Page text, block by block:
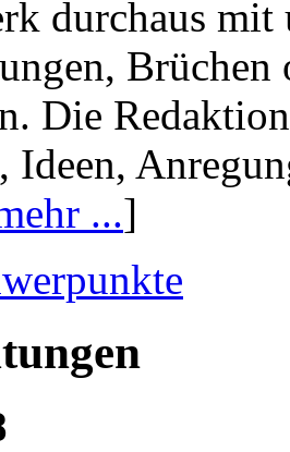
durchaus mit
Brüchen
Die
Ideen,
...]